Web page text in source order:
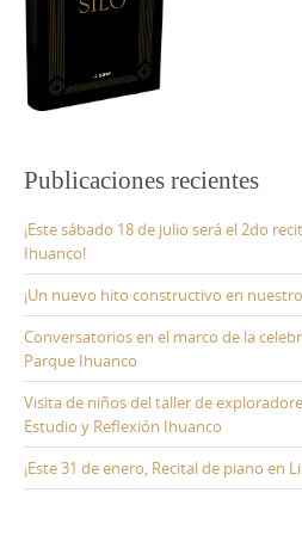
Publicaciones recientes
¡Este sábado 18 de julio será el 2do
Ihuanco!
¡Un nuevo hito constructivo en
Conversatorios en el marco de la
Parque Ihuanco
Visita de niños del taller de
Estudio y Reflexión Ihuanco
¡Este 31 de enero, Recital de piano en